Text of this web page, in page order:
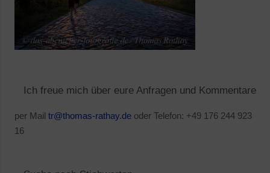
Ich freue mich über eure Anfragen und Kommentare
per Mail tr@thomas-rathay.deoder Telefon: +49 176 244 923
16